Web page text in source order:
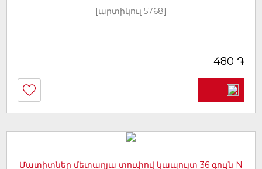
[արտիկուլ 5768]
480 ֏
Մատիտներ մետաղյա տուփով կապույտ 36 գույն N